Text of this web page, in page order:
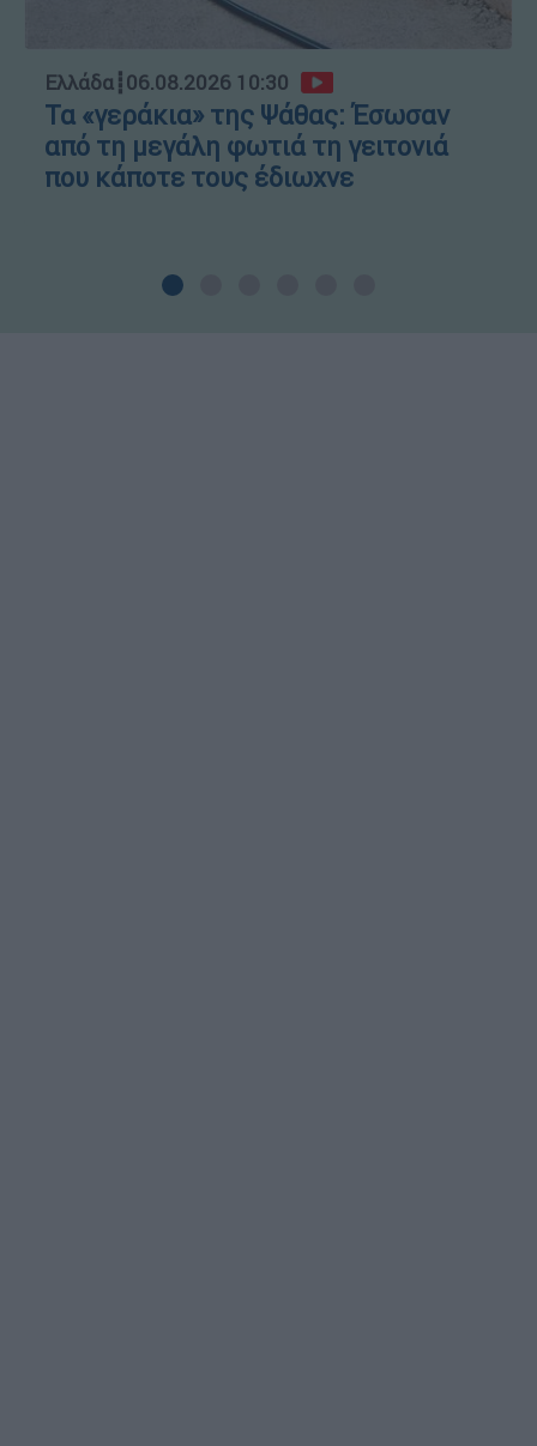
Ελλάδα┋06.08.2026 10:30
Τα «γεράκια» της Ψάθας: Έσωσαν
από τη μεγάλη φωτιά τη γειτονιά
που κάποτε τους έδιωχνε